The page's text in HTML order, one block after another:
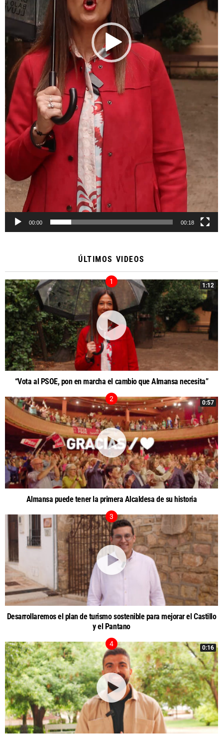
00:00 00:18
ÚLTIMOS VIDEOS
1:12
“Vota al PSOE, pon en marcha el cambio que Almansa necesita”
0:57
Almansa puede tener la primera Alcaldesa de su historia
Desarrollaremos el plan de turismo sostenible para mejorar el Castillo
y el Pantano
0:16